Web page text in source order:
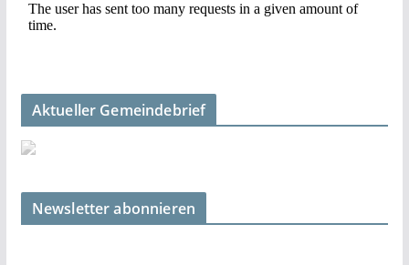
Aktueller Gemeindebrief
Newsletter abonnieren